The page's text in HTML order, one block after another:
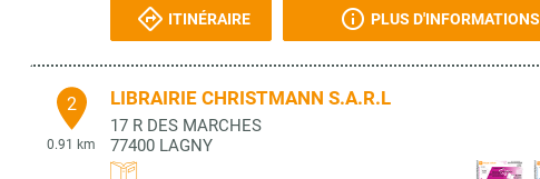
ITINÉRAIRE PLUS D'INFORMATIONS
2
0.91 km
LIBRAIRIE CHRISTMANN S.A.R.L
17 R DES MARCHES
77400 LAGNY